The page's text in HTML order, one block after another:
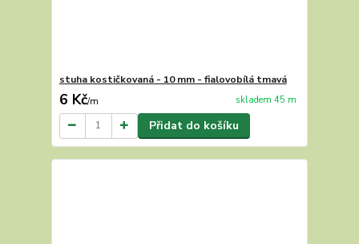
stuha kostičkovaná - 10 mm - fialovobílá tmavá
6 Kč/m skladem 45 m
Přidat do košíku